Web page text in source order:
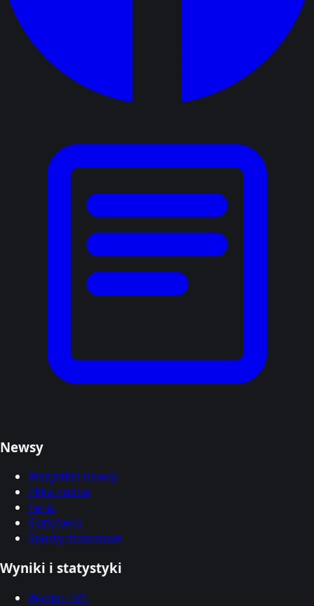
Newsy
Wszystkie newsy
Piłka nożna
Tenis
Siatkówka
Sporty motorowe
Wyniki i statystyki
Wyniki LIVE